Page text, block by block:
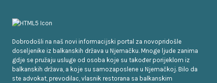
Dobrodošli na naš novi informacijski portal za novopridošle
doseljenike iz balkanskih država u Njemačku. Mnoge ljude zanima
gdje se pružaju usluge od osoba koje su također porijeklom iz
balkanskih država, a koje su samozaposlene u Njemačkoj. Bilo da
ste advokat, prevodilac, vlasnik restorana sa balkanskim